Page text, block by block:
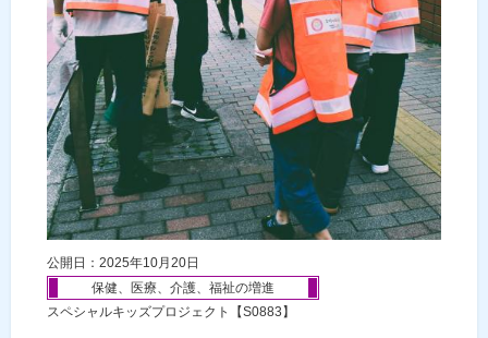
公開日：2025年10月20日
保健、医療、介護、福祉の増進
スペシャルキッズプロジェクト【S0883】